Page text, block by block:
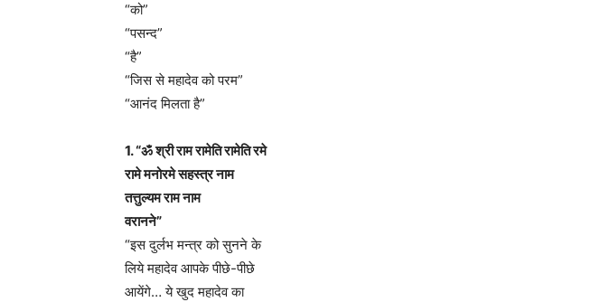
“को”
“पसन्द”
“है”
“जिस से महादेव को परम”
“आनंद मिलता है”
1. “ॐ श्री राम रामेति रामेति रमे
रामे मनोरमे सहस्त्र नाम
तत्तुल्यम राम नाम
वरानने”
“इस दुर्लभ मन्त्र को सुनने के
लिये महादेव आपके पीछे-पीछे
आयेंगे… ये खुद महादेव का